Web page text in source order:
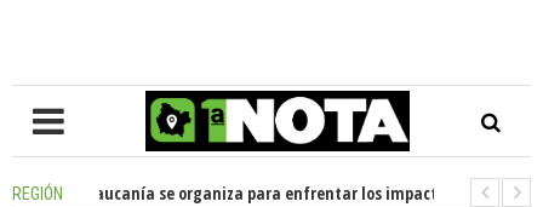
REGIÓN
se organiza para enfrentar los impactos de la Megareforma en